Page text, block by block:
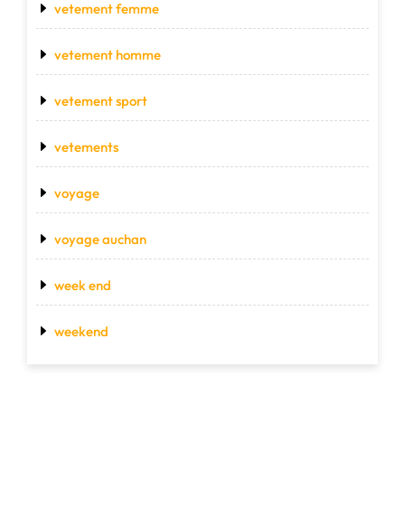
vetement femme
vetement homme
vetement sport
vetements
voyage
voyage auchan
week end
weekend